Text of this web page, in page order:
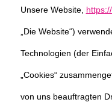
Unsere Website,
„Die Website“)
Technologien (der
„Cookies“
von uns beauftragten